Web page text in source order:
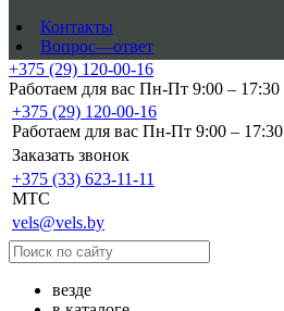
Контакты
Вопрос—ответ
+375 (29) 120-00-16
Работаем для вас Пн-Пт 9:00 – 17:30
+375 (29) 120-00-16
Работаем для вас Пн-Пт 9:00 – 17:30
Заказать звонок
+375 (33) 623-11-11
MTC
vels@vels.by
везде